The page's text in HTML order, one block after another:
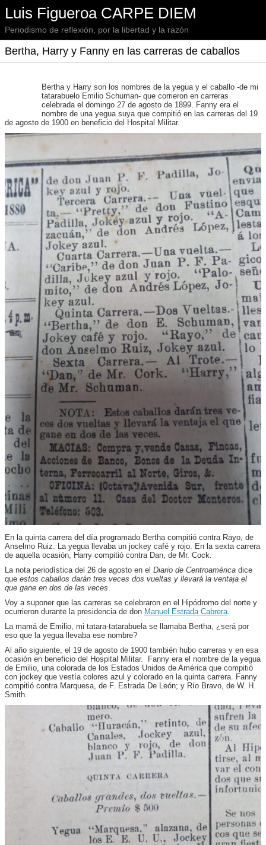
Luis Figueroa CARPE DIEM
Periodismo de reflexión, por la libertad y la razón
Bertha, Harry y Fanny en las carreras de caballos
Bertha y Harry son los nombres de la yegua y el caballo -de mi
tatarabuelo Emilio Schuman- que corrieron en carreras
celebrada el domingo 27 de agosto de 1899. Fanny era el
nombre de una yegua suya que compitió en las carreras del 19
de agosto de 1900 en beneficio del Hospital Militar.
En la quinta carrera del día programado Bertha compitió contra Rayo, de
Anselmo Ruiz. La yegua llevaba un jockey café y rojo. En la sexta carrera
de aquella ocasión, Harry compitió contra Dan, de Mr. Cock.
La nota periodística del 26 de agosto en el Diario de Centroamérica dice
que estos caballos darán tres veces dos vueltas y llevará la ventaja el
que gane en dos de las veces.
Voy a suponer que las carreras se celebraron en el Hipódromo del norte y
ocurrieron durante la presidencia de don Manuel Estrada Cabrera.
La mamá de Emilio, mi tatara-tatarabuela se llamaba Bertha, ¿será por
eso que la yegua llevaba ese nombre?
Al año siguiente, el 19 de agosto de 1900 también hubo carreras y en esa
ocasión en beneficio del Hospital Militar. Fanny era el nombre de la yegua
de Emilio, una colorada de los Estados Unidos de América que compitió
con jockey que vestía colores azul y colorado en la quinta carrera. Fanny
compitió contra Marquesa, de F. Estrada De León; y Río Bravo, de W. H.
Smith.